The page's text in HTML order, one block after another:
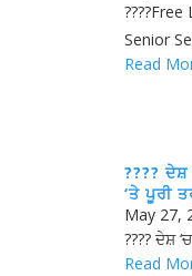
Senior
Read
???? ਦੇਸ਼
‘ਤੇ ਪੂਰੀ
May 27,
???? ਦੇਸ਼
Read